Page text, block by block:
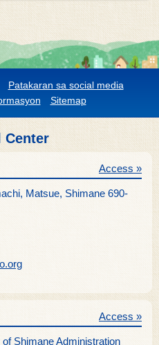
Patakaran sa social media
Sitemap
Center
Matsue, Shimane 690-
Access »
Shimane Administration
Access »